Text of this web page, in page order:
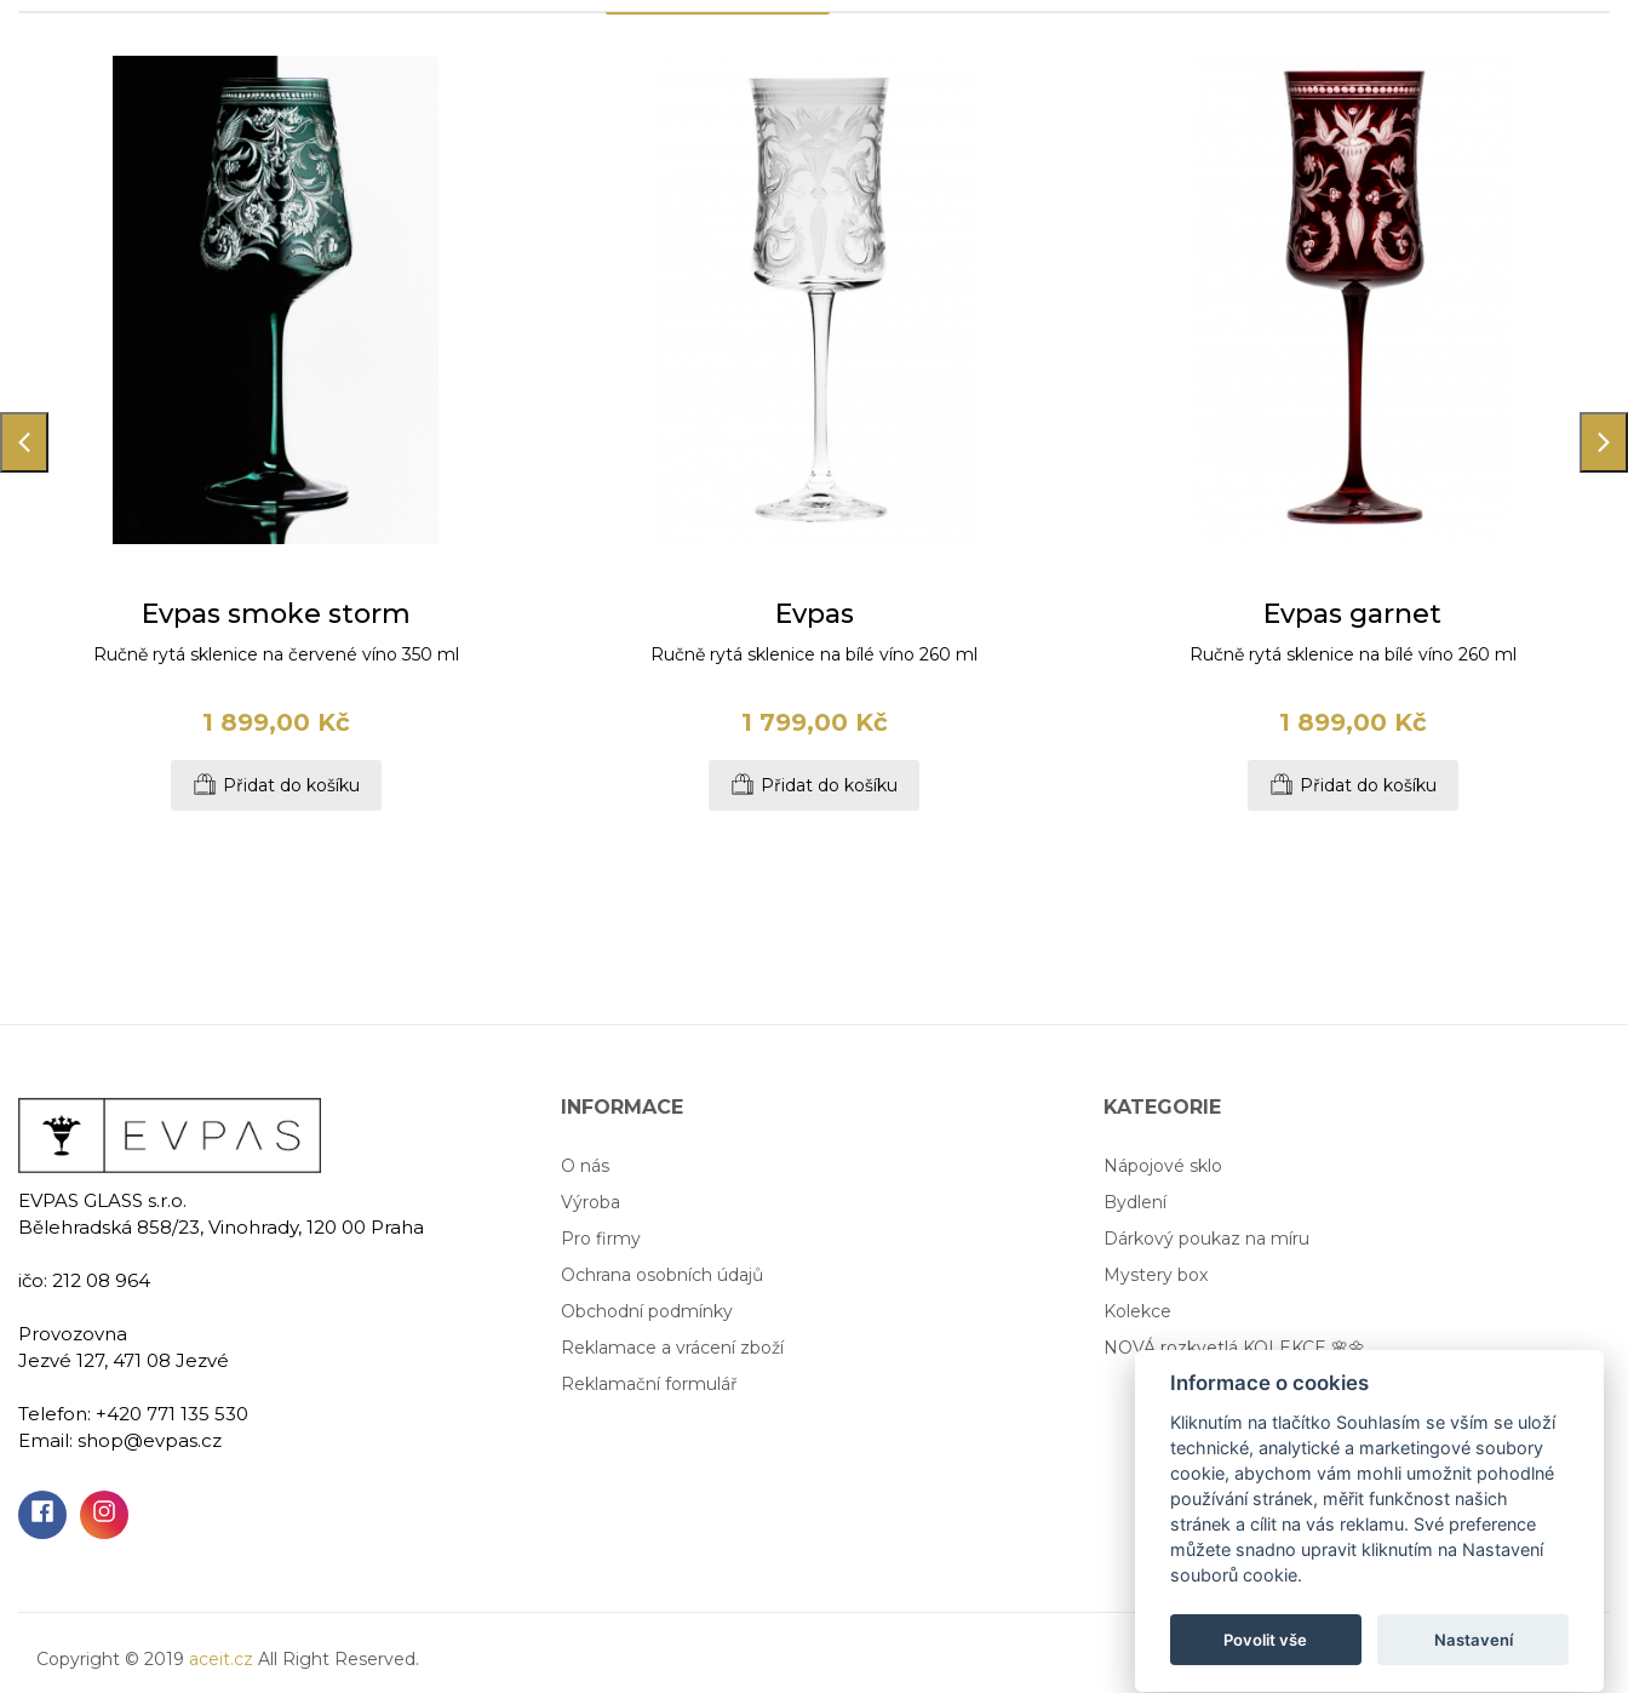
Evpas smoke storm
Ručně rytá sklenice na červené víno 350 ml
1 899,00 Kč
Přidat do košíku
Evpas
Ručně rytá sklenice na bílé víno 260 ml
1 799,00 Kč
Přidat do košíku
Evpas garnet
Ručně rytá sklenice na bílé víno 260 ml
1 899,00 Kč
Přidat do košíku
Grid
Ručně rytá sklenice na vodu 590 ml
Grid
Ručně rytá sklenice na vodu 590 ml
559,00 Kč
Přidat do košíku
EVPAS GLASS s.r.o.
Bělehradská 858/23, Vinohrady, 120 00 Praha
ičo: 212 08 964
Provozovna
Jezvé 127, 471 08 Jezvé
Telefon: +420 771 135 530
Email: shop@evpas.cz
INFORMACE
O nás
Výroba
Pro firmy
Ochrana osobních údajů
Obchodní podmínky
Reklamace a vrácení zboží
Reklamační formulář
KATEGORIE
Nápojové sklo
Bydlení
Dárkový poukaz na míru
Mystery box
Kolekce
NOVÁ rozkvetlá KOLEKCE 🌸🌼
Copyright © 2019 aceit.cz All Right Reserved.
Informace o cookies
Kliknutím na tlačítko Souhlasím se vším se uloží
technické, analytické a marketingové soubory
cookie, abychom vám mohli umožnit pohodlné
používání stránek, měřit funkčnost našich
stránek a cílit na vás reklamu. Své preference
můžete snadno upravit kliknutím na Nastavení
souborů cookie.
Povolit vše Nastavení